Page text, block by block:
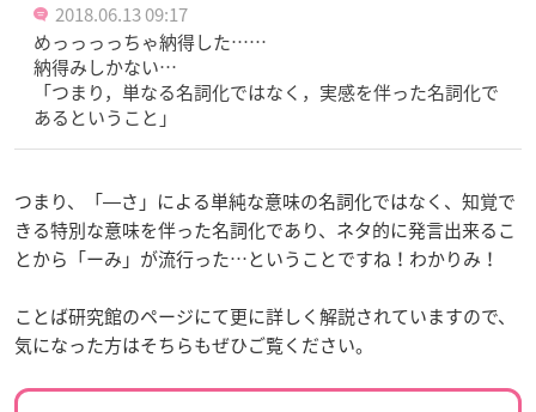
2018.06.13 09:17
めっっっっちゃ納得した……
納得みしかない…
「つまり，単なる名詞化ではなく，実感を伴った名詞化で
あるということ」
つまり、「―さ」による単純な意味の名詞化ではなく、知覚で
きる特別な意味を伴った名詞化であり、ネタ的に発言出来るこ
とから「ーみ」が流行った…ということですね！わかりみ！
ことば研究館のページにて更に詳しく解説されていますので、
気になった方はそちらもぜひご覧ください。